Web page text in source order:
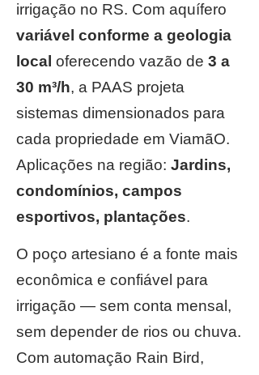
irrigação no RS. Com aquífero
variável conforme a geologia
local oferecendo vazão de 3 a
30 m³/h, a PAAS projeta
sistemas dimensionados para
cada propriedade em ViamãO.
Aplicações na região: Jardins,
condomínios, campos
esportivos, plantações.
O poço artesiano é a fonte mais
econômica e confiável para
irrigação — sem conta mensal,
sem depender de rios ou chuva.
Com automação Rain Bird,